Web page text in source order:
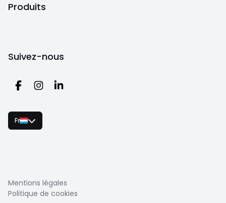
Produits
Suivez-nous
Fr
Mentions légales
Politique de cookies